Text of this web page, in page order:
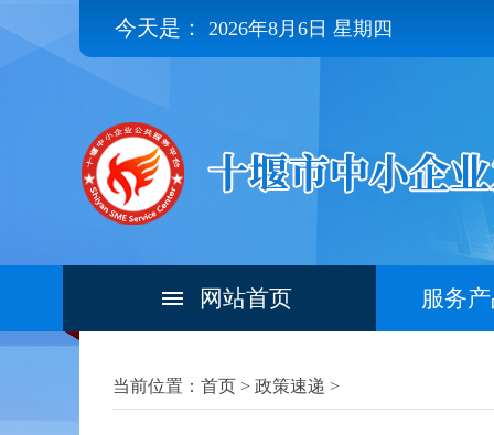
今天是： 2026年8月6日 星期四
网站首页 服务
当前位置：首页 > 政策速递 >